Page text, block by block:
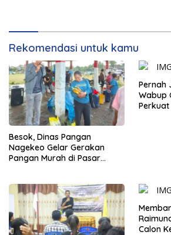
Rekomendasi untuk kamu
Besok, Dinas Pangan
Nagekeo Gelar Gerakan
Pangan Murah di Pasar
Pernah
Wabup
Calon